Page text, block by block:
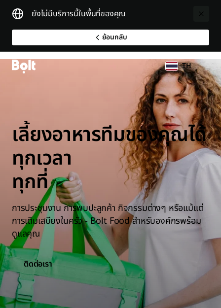
ยังไม่มีบริการนี้ในพื้นที่ของคุณ
ย้อนกลับ
TH
เลี้ยงอาหารทีมของคุณได้
ทุกเวลา
ทุกที่
การประชุมงาน การพบปะลูกค้า กิจกรรมต่างๆ หรือแม้แต่
การเติมเสบียงในครัว - Bolt Food สำหรับองค์กรพร้อม
ดูแลคุณ
ติดต่อเรา